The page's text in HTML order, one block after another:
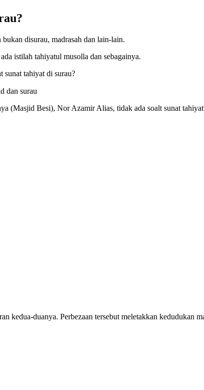
disurau, madrasah dan lain-lain.
istilah tahiyatul musolla dan sebagainya.
sunat tahiyat di surau?
(Masjid Besi), Nor Azamir Alias, tidak ada soalt sunat
kedua-duanya. Perbezaan tersebut meletakkan kedudukan